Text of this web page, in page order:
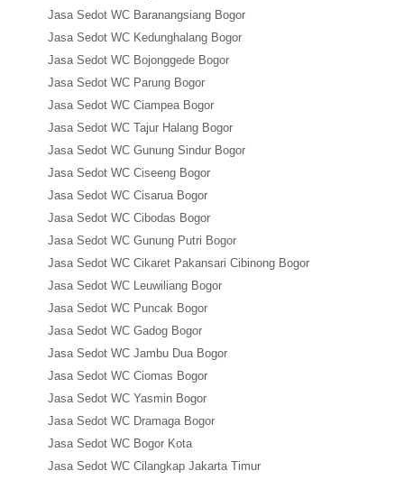
Jasa Sedot WC Baranangsiang Bogor
Jasa Sedot WC Kedunghalang Bogor
Jasa Sedot WC Bojonggede Bogor
Jasa Sedot WC Parung Bogor
Jasa Sedot WC Ciampea Bogor
Jasa Sedot WC Tajur Halang Bogor
Jasa Sedot WC Gunung Sindur Bogor
Jasa Sedot WC Ciseeng Bogor
Jasa Sedot WC Cisarua Bogor
Jasa Sedot WC Cibodas Bogor
Jasa Sedot WC Gunung Putri Bogor
Jasa Sedot WC Cikaret Pakansari Cibinong Bogor
Jasa Sedot WC Leuwiliang Bogor
Jasa Sedot WC Puncak Bogor
Jasa Sedot WC Gadog Bogor
Jasa Sedot WC Jambu Dua Bogor
Jasa Sedot WC Ciomas Bogor
Jasa Sedot WC Yasmin Bogor
Jasa Sedot WC Dramaga Bogor
Jasa Sedot WC Bogor Kota
Jasa Sedot WC Cilangkap Jakarta Timur